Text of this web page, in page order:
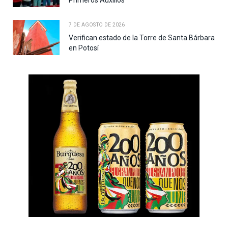
7 DE AGOSTO DE 2026
Verifican estado de la Torre de Santa Bárbara
en Potosí